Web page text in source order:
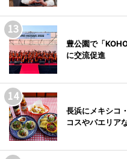
豊公園で「
に交流促進
長浜にメキシコ
コスやパエリア